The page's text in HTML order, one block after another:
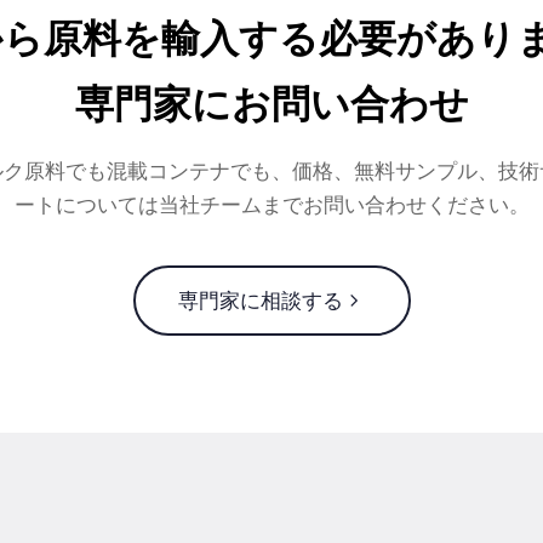
原料を輸入する必要があり
専門家にお問い合わせ
原料でも混載コンテナでも、価格、無料サンプル、技
ートについては当社チームまでお問い合わせください。
専門家に相談する